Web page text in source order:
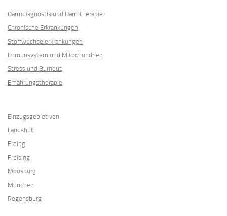
Darmdiagnostik und Darmtherapie
Chronische Erkrankungen
Stoffwechselerkrankungen
Immunsystem und Mitochondrien
Stress und Burnout
Ernährungstherapie
Einzugsgebiet von
Landshut
Erding
Freising
Moosburg
München
Regensburg